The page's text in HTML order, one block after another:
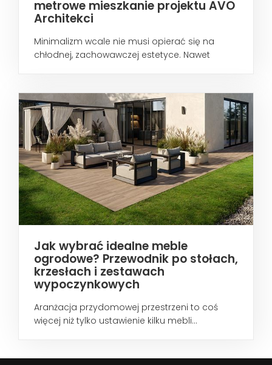
metrowe mieszkanie projektu AVO
Architekci
Minimalizm wcale nie musi opierać się na
chłodnej, zachowawczej estetyce. Nawet
Jak wybrać idealne meble
ogrodowe? Przewodnik po stołach,
krzesłach i zestawach
wypoczynkowych
Aranżacja przydomowej przestrzeni to coś
więcej niż tylko ustawienie kilku mebli...